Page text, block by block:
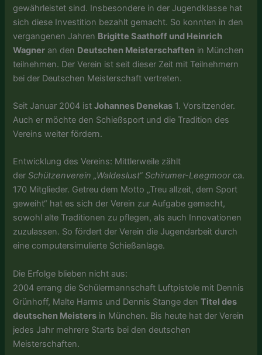
gewährleistet sind. Insbesondere in der Jugendklasse hat
sich diese Investition bezahlt gemacht. So konnten in den
vergangenen Jahren Brigitte Saathoff und Heinrich
Wagner an den Deutschen Meisterschaften in München
teilnehmen. Der Verein ist seit dieser Zeit mit Teilnehmern
bei der Deutschen Meisterschaft vertreten.
Seit Januar 2004 istJohannes Denekas 1. Vorsitzender.
Auch er möchte den Schießsport und die Tradition des
Vereins weiter fördern.
Entwicklung des Vereins: Mittlerweile zählt
derSchützenverein „Waldeslust“ Schirumer-Leegmoorca.
170 Mitglieder. Getreu dem Motto „Treu allzeit, dem Sport
geweiht“ hat es sich der Verein zur Aufgabe gemacht,
sowohl alte Traditionen zu pflegen, als auch Innovationen
zuzulassen. So fördert der Verein die Jugendarbeit durch
eine computersimulierte Schießanlage.
Die Erfolge blieben nicht aus:
2004 errang die Schülermannschaft Luftpistole mit Dennis
Grünhoff, Malte Harms und Dennis Stange denTitel des
deutschen Meisters in München. Bis heute hat der Verein
jedes Jahr mehrere Starts bei den deutschen
Meisterschaften.